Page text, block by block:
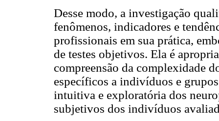
Desse modo, a investigação
fenômenos, indicadores e
profissionais em sua prática,
de testes objetivos. Ela é
compreensão da complexidade
específicos a indivíduos e
intuitiva e exploratória dos
subjetivos dos indivíduos